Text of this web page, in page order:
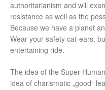
authoritarianism and will
resistance as well as the
Because we have a planet
Wear your safety cat-ears,
entertaining ride.
The idea of the Super-
idea of charismatic „good“